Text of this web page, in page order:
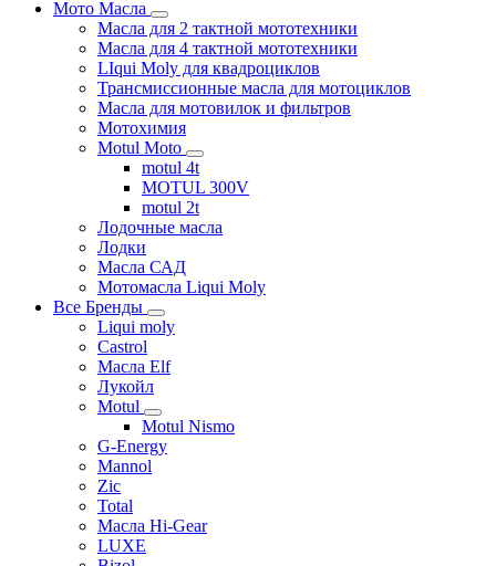
Мото Масла
Масла для 2 тактной мототехники
Масла для 4 тактной мототехники
LIqui Moly для квадроциклов
Трансмиссионные масла для мотоциклов
Масла для мотовилок и фильтров
Мотохимия
Motul Moto
motul 4t
MOTUL 300V
motul 2t
Лодочные масла
Лодки
Масла САД
Мотомасла Liqui Moly
Все Бренды
Liqui moly
Castrol
Масла Elf
Лукойл
Motul
Motul Nismo
G-Energy
Mannol
Zic
Total
Масла Hi-Gear
LUXE